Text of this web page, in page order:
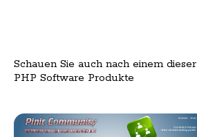
Schauen Sie auch nach einem dieser
PHP Software Produkte